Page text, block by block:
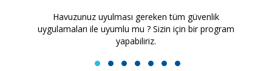
Havuzunuz uyulması gereken tüm güvenlik
uygulamaları ile uyumlu mu ? Sizin için bir program
yapabiliriz.
1 2 3 4 5 6 7